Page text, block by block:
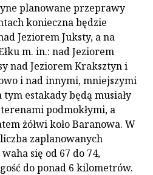
planowane przeprawy
konieczna będzie
Jeziorem Juksty, a na
m. in.: nad Jeziorem
nad Jeziorem Kraksztyn i
i nad innymi, mniejszymi
estakady będą musiały
podmokłymi, a
żółwi koło Baranowa. W
zaplanowanych
się od 67 do 74,
do ponad 6 kilometrów.